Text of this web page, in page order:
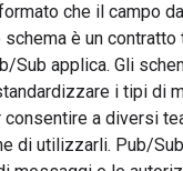
che il campo
è un
Sub applica. Gli
i tipi di
a diversi
di utilizzarli. Pub/